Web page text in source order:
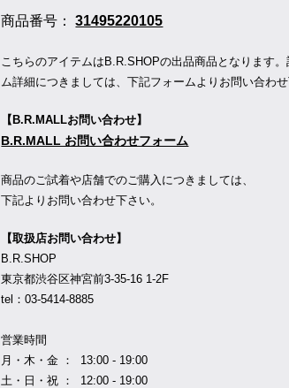
商品番号：31495220105
こちらのアイテムはB.R.SHOPの出品商品となります
ム詳細につきましては、下記フォームよりお問い合わせ
【B.R.MALLお問い合わせ】
B.R.MALL お問い合わせフォーム
商品のご試着や店舗でのご購入につきましては、
下記よりお問い合わせ下さい。
【取扱店お問い合わせ】
B.R.SHOP
東京都渋谷区神宮前3-35-16 1-2F
tel：03-5414-8885
営業時間
月・木・金 ： 13:00 - 19:00
土・日・祝 ： 12:00 - 19:00